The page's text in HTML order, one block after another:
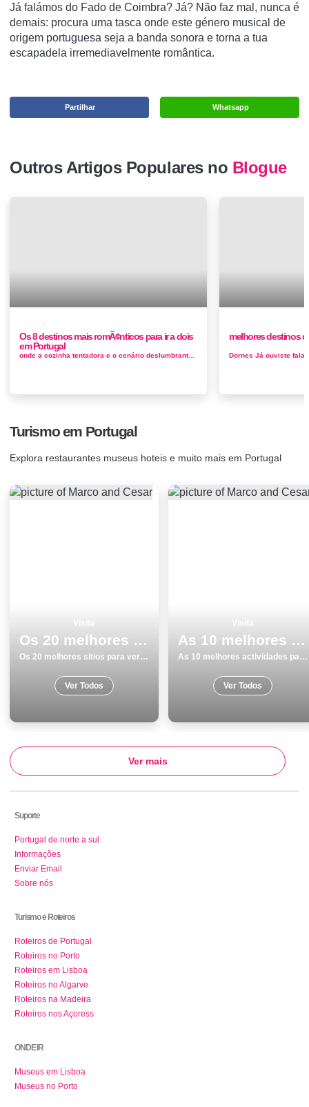
Já falámos do Fado de Coimbra? Já? Não faz mal, nunca é
demais: procura uma tasca onde este género musical de
origem portuguesa seja a banda sonora e torna a tua
escapadela irremediavelmente romântica.
Whatsapp
Partilhar
Outros Artigos Populares no Blogue
Os 8 destinos mais romÃ¢nticos para ir a dois
em Portugal
onde a cozinha tentadora e o cenário deslumbrante compõem apenas a ponta do iceberg romântico. Procura um lugar para passear ...
melhores destinos
Turismo em Portugal
Explora restaurantes museus hoteis e muito mais em Portugal
Os 20 melhores sitios para ver e visitar em Ãvora
Os 20 melhores sitios para ver e visitar em Ãvora
Ver Todos
As 10 melhores actividades para fazer e visitar em GrÃ¢ndola
As 10 melhores actividades para fazer e visitar em GrÃ¢ndola
Ver Todos
Ver mais
Suporte
Portugal de norte a sul
Informações
Enviar Email
Sobre nós
Turismo e Roteiros
Roteiros de Portugal
Roteiros no Porto
Roteiros em Lisboa
Roteiros no Algarve
Roteiros na Madeira
Roteiros nos Açoress
ONDE IR
Museus em Lisboa
Museus no Porto